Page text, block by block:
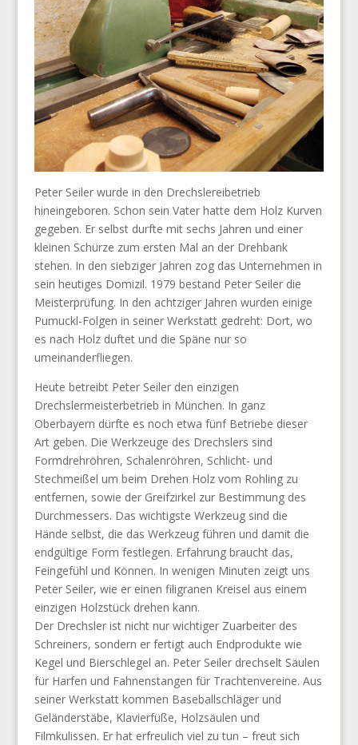
Peter Seiler wurde in den Drechslereibetrieb
hineingeboren. Schon sein Vater hatte dem Holz Kurven
gegeben. Er selbst durfte mit sechs Jahren und einer
kleinen Schürze zum ersten Mal an der Drehbank
stehen. In den siebziger Jahren zog das Unternehmen in
sein heutiges Domizil. 1979 bestand Peter Seiler die
Meisterprüfung. In den achtziger Jahren wurden einige
Pumuckl-Folgen in seiner Werkstatt gedreht: Dort, wo
es nach Holz duftet und die Späne nur so
umeinanderfliegen.
Heute betreibt Peter Seiler den einzigen
Drechslermeisterbetrieb in München. In ganz
Oberbayern dürfte es noch etwa fünf Betriebe dieser
Art geben. Die Werkzeuge des Drechslers sind
Formdrehröhren, Schalenröhren, Schlicht- und
Stechmeißel um beim Drehen Holz vom Rohling zu
entfernen, sowie der Greifzirkel zur Bestimmung des
Durchmessers. Das wichtigste Werkzeug sind die
Hände selbst, die das Werkzeug führen und damit die
endgültige Form festlegen. Erfahrung braucht das,
Feingefühl und Können. In wenigen Minuten zeigt uns
Peter Seiler, wie er einen filigranen Kreisel aus einem
einzigen Holzstück drehen kann.
Der Drechsler ist nicht nur wichtiger Zuarbeiter des
Schreiners, sondern er fertigt auch Endprodukte wie
Kegel und Bierschlegel an. Peter Seiler drechselt Säulen
für Harfen und Fahnenstangen für Trachtenvereine. Aus
seiner Werkstatt kommen Baseballschläger und
Geländerstäbe, Klavierfüße, Holzsäulen und
Filmkulissen. Er hat erfreulich viel zu tun – freut sich